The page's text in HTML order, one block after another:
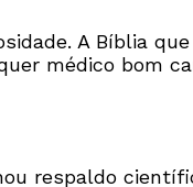
A Bíblia
médico bom
respaldo